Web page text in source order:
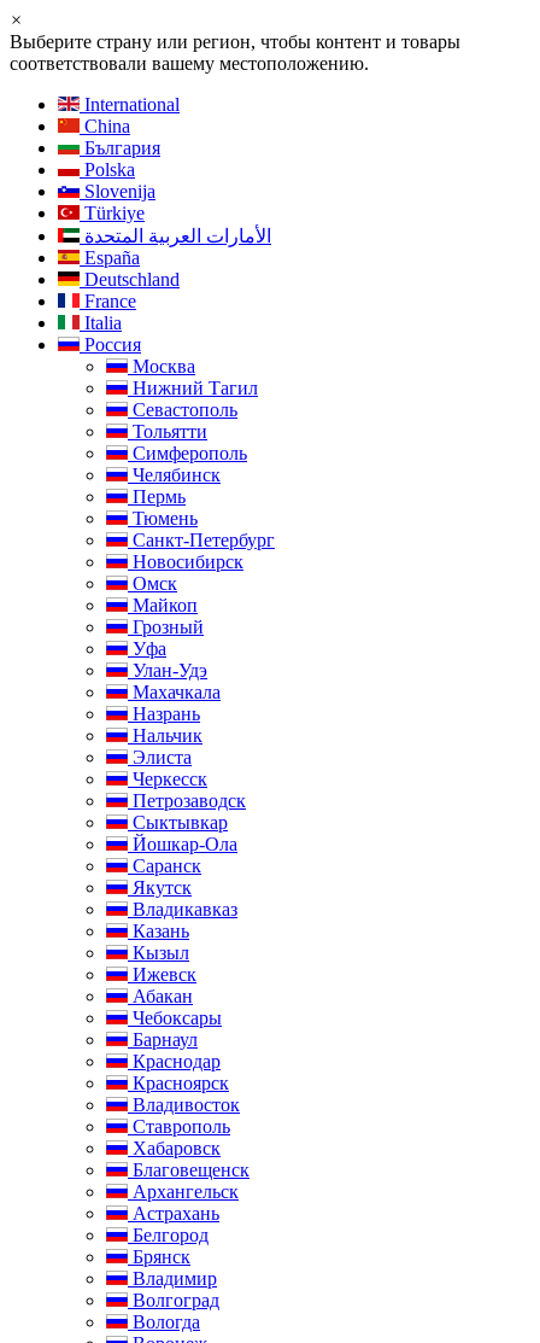
×
Выберите страну или регион, чтобы контент и товары
соответствовали вашему местоположению.
International
China
България
Polska
Slovenija
Türkiye
الأمارات العربية المتحدة
España
Deutschland
France
Italia
Россия
Москва
Нижний Тагил
Севастополь
Тольятти
Симферополь
Челябинск
Пермь
Тюмень
Санкт-Петербург
Новосибирск
Омск
Майкоп
Грозный
Уфа
Улан-Удэ
Махачкала
Назрань
Нальчик
Элиста
Черкесск
Петрозаводск
Сыктывкар
Йошкар-Ола
Саранск
Якутск
Владикавказ
Казань
Кызыл
Ижевск
Абакан
Чебоксары
Барнаул
Краснодар
Красноярск
Владивосток
Ставрополь
Хабаровск
Благовещенск
Архангельск
Астрахань
Белгород
Брянск
Владимир
Волгоград
Вологда